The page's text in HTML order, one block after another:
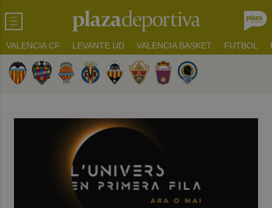
VALENCIA CF LEVANTE UD VALENCIA BASKET FUTBOL